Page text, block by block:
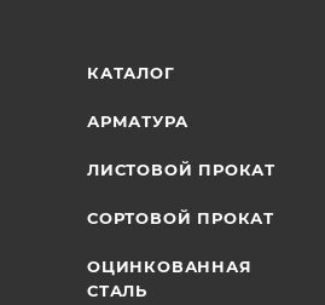
КАТАЛОГ
АРМАТУРА
ЛИСТОВОЙ ПРОКАТ
СОРТОВОЙ ПРОКАТ
ОЦИНКОВАННАЯ
СТАЛЬ